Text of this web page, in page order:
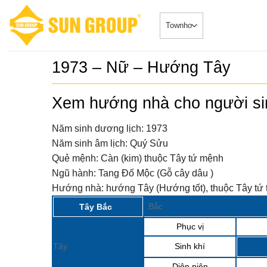
content
1973 – Nữ – Hướng Tây
Xem hướng nhà cho người
Năm sinh dương lịch: 1973
Năm sinh âm lịch: Quý Sửu
Quẻ mệnh: Càn (kim) thuộc Tây tứ mệnh
Ngũ hành: Tang Đố Mộc (Gỗ cây dâu )
Hướng nhà: hướng Tây (Hướng tốt), thuộc Tây tứ
Tây Bắc Bắc
Tây
Phục vị
Sinh khí
duy nhất
đẳng cấp
Căn HộDự
SONATA –
𝐓𝐇𝐀́𝐍𝐆 𝟖
7
Sở hữu
Nhà phố
Tin Tức
8
Sun
nhật
Tin Tức